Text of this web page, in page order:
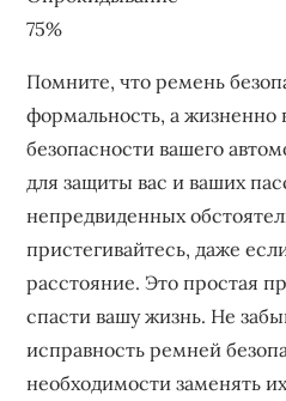
75%
Помните, что ремень
формальность, а
безопасности вашего
для защиты вас и ваших
непредвиденных
пристегивайтесь, даже
расстояние. Это простая
спасти вашу жизнь. Не
исправность ремней
необходимости заменять